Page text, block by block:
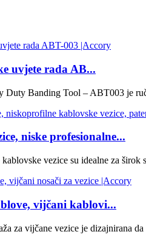
uvjete rada AB...
Duty Banding Tool – ABT003 je
niske profesionalne...
vezice su idealne za širok
vijčani kablovi...
za vijčane vezice je dizajnirana da